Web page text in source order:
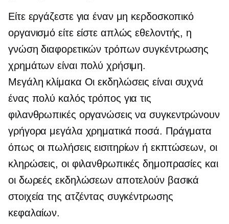
Είτε εργάζεστε για έναν μη κερδοσκοπικό
οργανισμό είτε είστε απλώς εθελοντής, η
γνώση διαφορετικών τρόπων συγκέντρωσης
χρημάτων είναι πολύ χρήσιμη.
Μεγάλη κλίμακα Οι εκδηλώσεις είναι συχνά
ένας πολύ καλός τρόπος για τις
φιλανθρωπικές οργανώσεις να συγκεντρώνουν
γρήγορα μεγάλα χρηματικά ποσά. Πράγματα
όπως οι πωλήσεις εισιτηρίων ή εκπτώσεων, οι
κληρώσεις, οι φιλανθρωπικές δημοπρασίες και
οι δωρεές εκδηλώσεων αποτελούν βασικά
στοιχεία της ατζέντας συγκέντρωσης
κεφαλαίων.